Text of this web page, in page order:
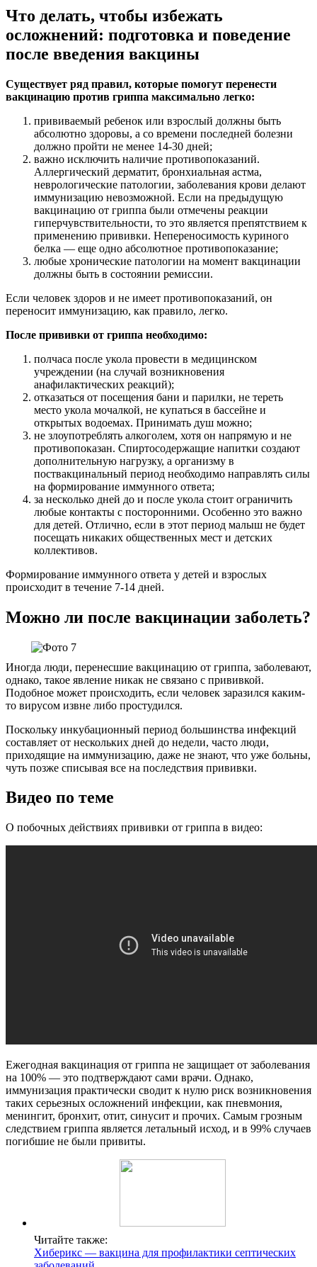
Что делать, чтобы избежать
осложнений: подготовка и поведение
после введения вакцины
Существует ряд правил, которые помогут перенести
вакцинацию против гриппа максимально легко:
прививаемый ребенок или взрослый должны быть
абсолютно здоровы, а со времени последней болезни
должно пройти не менее 14-30 дней;
важно исключить наличие противопоказаний.
Аллергический дерматит, бронхиальная астма,
неврологические патологии, заболевания крови делают
иммунизацию невозможной. Если на предыдущую
вакцинацию от гриппа были отмечены реакции
гиперчувствительности, то это является препятствием к
применению прививки. Непереносимость куриного
белка — еще одно абсолютное противопоказание;
любые хронические патологии на момент вакцинации
должны быть в состоянии ремиссии.
Если человек здоров и не имеет противопоказаний, он
переносит иммунизацию, как правило, легко.
После прививки от гриппа необходимо:
полчаса после укола провести в медицинском
учреждении (на случай возникновения
анафилактических реакций);
отказаться от посещения бани и парилки, не тереть
место укола мочалкой, не купаться в бассейне и
открытых водоемах. Принимать душ можно;
не злоупотреблять алкоголем, хотя он напрямую и не
противопоказан. Спиртосодержащие напитки создают
дополнительную нагрузку, а организму в
поствакцинальный период необходимо направлять силы
на формирование иммунного ответа;
за несколько дней до и после укола стоит ограничить
любые контакты с посторонними. Особенно это важно
для детей. Отлично, если в этот период малыш не будет
посещать никаких общественных мест и детских
коллективов.
Формирование иммунного ответа у детей и взрослых
происходит в течение 7-14 дней.
Можно ли после вакцинации заболеть?
Иногда люди, перенесшие вакцинацию от гриппа, заболевают,
однако, такое явление никак не связано с прививкой.
Подобное может происходить, если человек заразился каким-
то вирусом извне либо простудился.
Поскольку инкубационный период большинства инфекций
составляет от нескольких дней до недели, часто люди,
приходящие на иммунизацию, даже не знают, что уже больны,
чуть позже списывая все на последствия прививки.
Видео по теме
О побочных действиях прививки от гриппа в видео:
Ежегодная вакцинация от гриппа не защищает от заболевания
на 100% — это подтверждают сами врачи. Однако,
иммунизация практически сводит к нулю риск возникновения
таких серьезных осложнений инфекции, как пневмония,
менингит, бронхит, отит, синусит и прочих. Самым грозным
следствием гриппа является летальный исход, и в 99% случаев
погибшие не были привиты.
Читайте также:
Хиберикс — вакцина для профилактики септических